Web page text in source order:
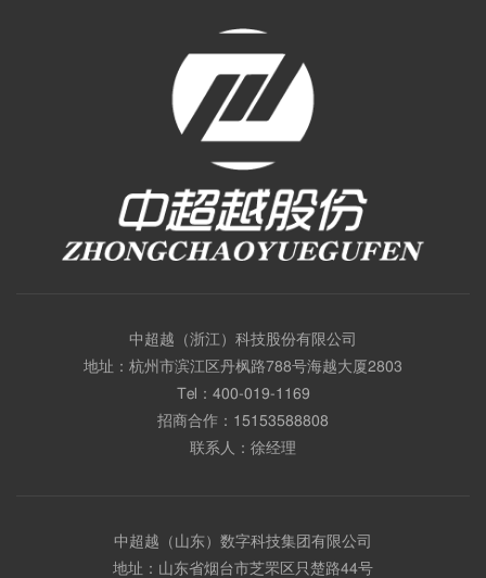
中超越（浙江）科技股份有限公司
地址：杭州市滨江区丹枫路788号海越大厦2803
Tel： 400-019-1169
招商合作： 15153588808
联系人：徐经理
中超越（山东）数字科技集团有限公司
地址：山东省烟台市芝罘区只楚路44号